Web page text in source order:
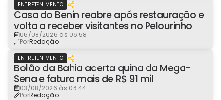
ENTRETENIMENTO
Casa do Benin reabre após restauração e
volta a receber visitantes no Pelourinho
06/08/2026 às 06:58
PorRedação
ENTRETENIMENTO
Bolão da Bahia acerta quina da Mega-
Sena e fatura mais de R$ 91 mil
03/08/2026 às 06:44
PorRedação